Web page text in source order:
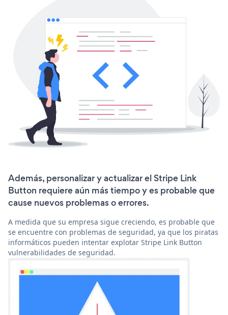
Además, personalizar y actualizar el Stripe Link
Button requiere aún más tiempo y es probable que
cause nuevos problemas o errores.
A medida que su empresa sigue creciendo, es probable que
se encuentre con problemas de seguridad, ya que los piratas
informáticos pueden intentar explotar Stripe Link Button
vulnerabilidades de seguridad.